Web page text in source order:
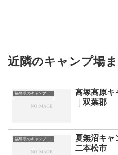
近隣のキャンプ場
福島県のキャンプ場一覧
高塚高原キ
｜双葉郡
福島県のキャンプ場一覧
夏無沼キャ
二本松市